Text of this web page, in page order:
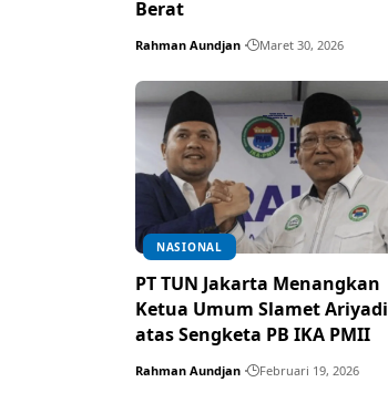
Berat
Rahman Aundjan Maret 30, 2026
NASIONAL
PT TUN Jakarta Menangkan
Ketua Umum Slamet Ariyadi
atas Sengketa PB IKA PMII
Rahman Aundjan Februari 19, 2026